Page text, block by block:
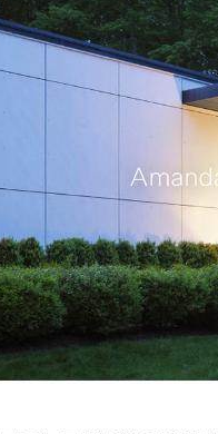
轻松制作宝丽来相机成相效果
17年前
Poladroid 在你的桌面模仿宝丽
果。 宝丽来是老牌的快速成象相